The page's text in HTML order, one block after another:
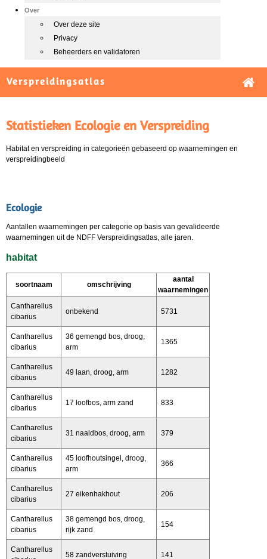
Over
Over deze site
Privacy
Beheerders en validatoren
Verspreidingsatlas
Statistieken Ecologie en Verspreiding
Habitat en verspreiding in categorieën gebaseerd op waarnemingen en
verspreidingbeeld
Ecologie
Aantallen waarnemingen per categorie op basis van gevalideerde
waarnemingen uit de NDFF Verspreidingsatlas, alle jaren.
habitat
soortnaam omschrijving
aantal
waarnemingen
Cantharellus
cibarius
onbekend 5731
Cantharellus
cibarius
36 gemengd bos, droog,
arm
1365
Cantharellus
cibarius
49 laan, droog, arm 1282
Cantharellus
cibarius
17 loofbos, arm zand 833
Cantharellus
cibarius
31 naaldbos, droog, arm 379
Cantharellus
cibarius
45 loofhoutsingel, droog,
arm
366
Cantharellus
cibarius
27 eikenhakhout 206
Cantharellus
cibarius
38 gemengd bos, droog,
rijk zand
154
Cantharellus
58 zandverstuiving 141